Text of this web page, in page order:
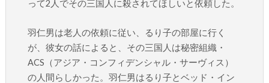
って2人でその三国人に殺されてほしいと依頼した。
羽仁男は老人の依頼に従い、るり子の部屋に行く
が、彼女の話によると、その三国人は秘密組織・
ACS（アジア・コンフィデンシャル・サーヴィス）
の人間らしかった。羽仁男はるり子とベッド・イン